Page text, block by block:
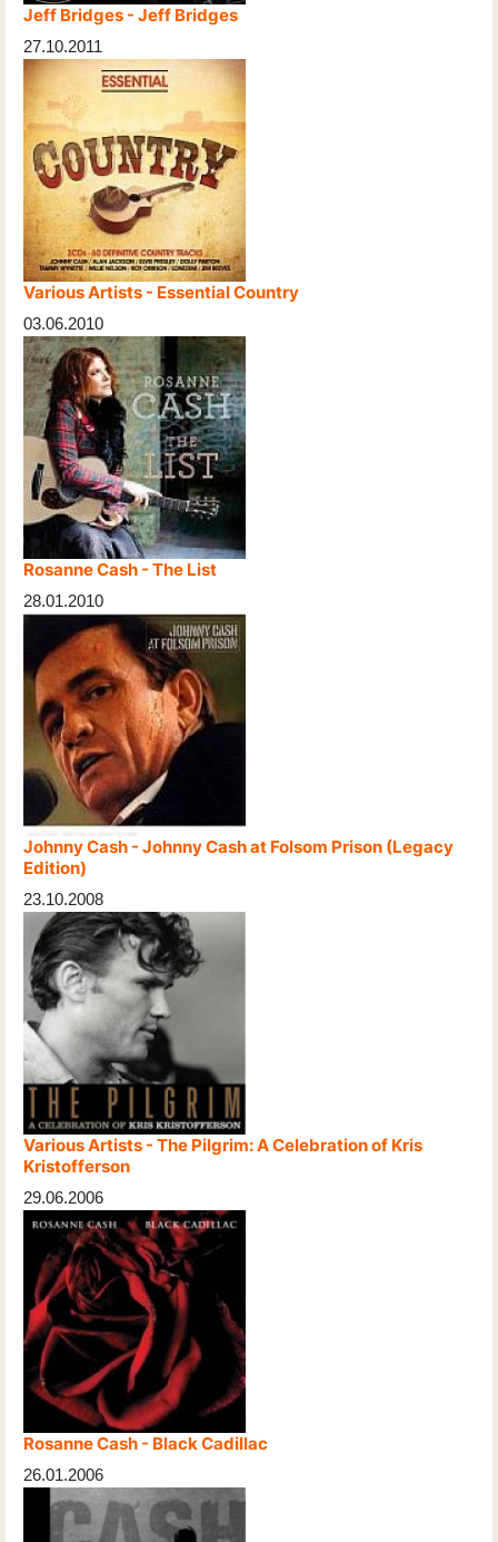
Jeff Bridges - Jeff Bridges
27.10.2011
Various Artists - Essential Country
03.06.2010
Rosanne Cash - The List
28.01.2010
Johnny Cash - Johnny Cash at Folsom Prison (Legacy
Edition)
23.10.2008
Various Artists - The Pilgrim: A Celebration of Kris
Kristofferson
29.06.2006
Rosanne Cash - Black Cadillac
26.01.2006